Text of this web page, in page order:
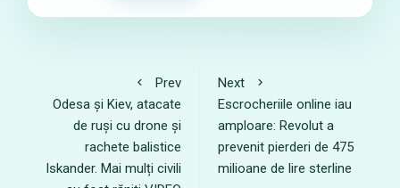
Prev
Odesa și Kiev, atacate
de ruși cu drone și
rachete balistice
Iskander. Mai mulți civili
Next
Escrocheriile online iau
amploare: Revolut a
prevenit pierderi de 475
milioane de lire sterline